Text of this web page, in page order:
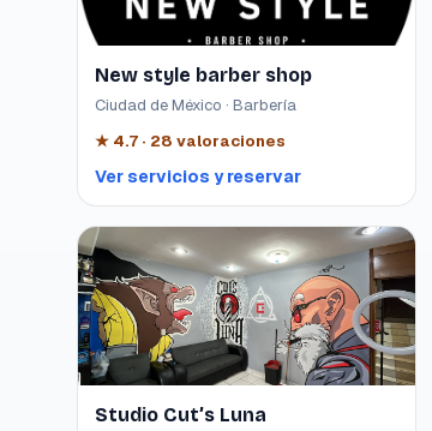
New style barber shop
Ciudad de México · Barbería
★ 4.7 · 28 valoraciones
Ver servicios y reservar
Studio Cut’s Luna